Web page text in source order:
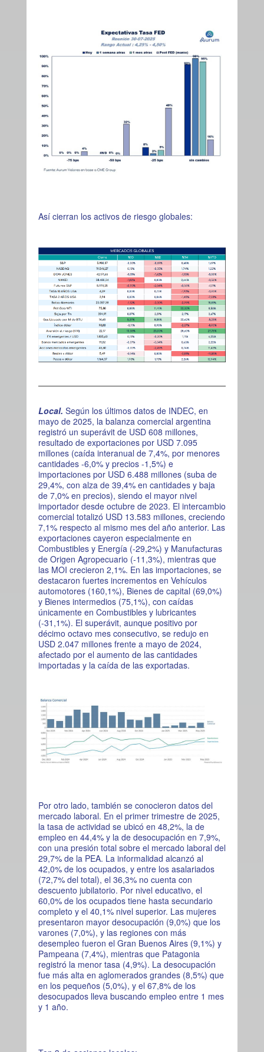
Así cierran los activos de riesgo globales:
Local. Según los últimos datos de INDEC, en
mayo de 2025, la balanza comercial argentina
registró un superávit de USD 608 millones,
resultado de exportaciones por USD 7.095
millones (caída interanual de 7,4%, por menores
cantidades -6,0% y precios -1,5%) e
importaciones por USD 6.488 millones (suba de
29,4%, con alza de 39,4% en cantidades y baja
de 7,0% en precios), siendo el mayor nivel
importador desde octubre de 2023. El intercambio
comercial totalizó USD 13.583 millones, creciendo
7,1% respecto al mismo mes del año anterior. Las
exportaciones cayeron especialmente en
Combustibles y Energía (-29,2%) y Manufacturas
de Origen Agropecuario (-11,3%), mientras que
las MOI crecieron 2,1%. En las importaciones, se
destacaron fuertes incrementos en Vehículos
automotores (160,1%), Bienes de capital (69,0%)
y Bienes intermedios (75,1%), con caídas
únicamente en Combustibles y lubricantes
(-31,1%). El superávit, aunque positivo por
décimo octavo mes consecutivo, se redujo en
USD 2.047 millones frente a mayo de 2024,
afectado por el aumento de las cantidades
importadas y la caída de las exportadas.
Por otro lado, también se conocieron datos del
mercado laboral. En el primer trimestre de 2025,
la tasa de actividad se ubicó en 48,2%, la de
empleo en 44,4% y la de desocupación en 7,9%,
con una presión total sobre el mercado laboral del
29,7% de la PEA. La informalidad alcanzó al
42,0% de los ocupados, y entre los asalariados
(72,7% del total), el 36,3% no cuenta con
descuento jubilatorio. Por nivel educativo, el
60,0% de los ocupados tiene hasta secundario
completo y el 40,1% nivel superior. Las mujeres
presentaron mayor desocupación (9,0%) que los
varones (7,0%), y las regiones con más
desempleo fueron el Gran Buenos Aires (9,1%) y
Pampeana (7,4%), mientras que Patagonia
registró la menor tasa (4,9%). La desocupación
fue más alta en aglomerados grandes (8,5%) que
en los pequeños (5,0%), y el 67,8% de los
desocupados lleva buscando empleo entre 1 mes
y 1 año.